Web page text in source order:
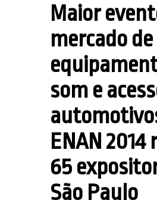
Maior
mercado de
som e
ENAN 2014
65
São Paulo